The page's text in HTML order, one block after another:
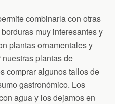
combinarla con otras
muy interesantes y
plantas ornamentales y
plantas de
comprar algunos tallos de
gastronómico. Los
agua y los dejamos en